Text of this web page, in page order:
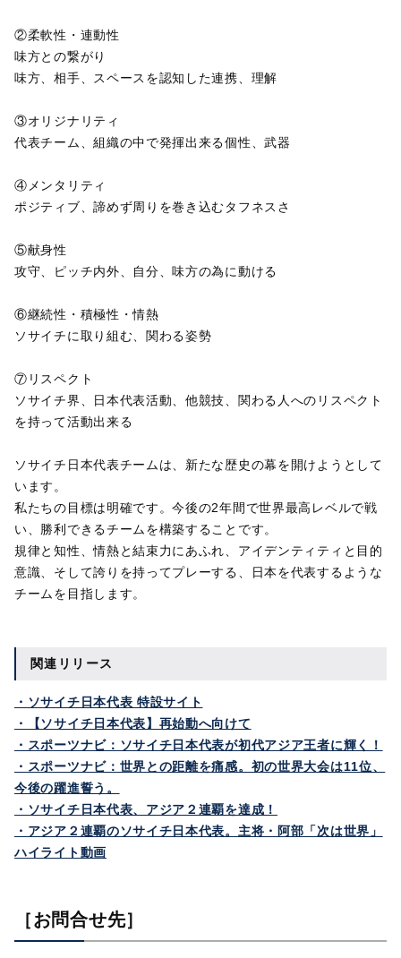
②柔軟性・連動性
味方との繋がり
味方、相手、スペースを認知した連携、理解
③オリジナリティ
代表チーム、組織の中で発揮出来る個性、武器
④メンタリティ
ポジティブ、諦めず周りを巻き込むタフネスさ
⑤献身性
攻守、ピッチ内外、自分、味方の為に動ける
⑥継続性・積極性・情熱
ソサイチに取り組む、関わる姿勢
⑦リスペクト
ソサイチ界、日本代表活動、他競技、関わる人へのリスペクト
を持って活動出来る
ソサイチ日本代表チームは、新たな歴史の幕を開けようとして
います。
私たちの目標は明確です。今後の2年間で世界最高レベルで戦
い、勝利できるチームを構築することです。
規律と知性、情熱と結束力にあふれ、アイデンティティと目的
意識、そして誇りを持ってプレーする、日本を代表するような
チームを目指します。
関連リリース
・ソサイチ日本代表 特設サイト
・【ソサイチ日本代表】再始動へ向けて
・スポーツナビ：ソサイチ日本代表が初代アジア王者に輝く！
・スポーツナビ：世界との距離を痛感。初の世界大会は11位、
今後の躍進誓う。
・ソサイチ日本代表、アジア２連覇を達成！
・アジア２連覇のソサイチ日本代表。主将・阿部「次は世界」
ハイライト動画
［お問合せ先］